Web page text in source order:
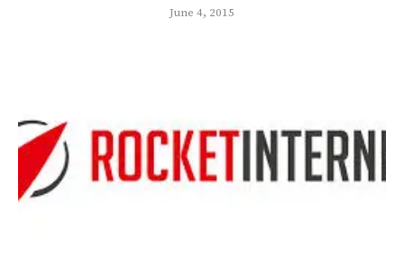
June 4, 2015